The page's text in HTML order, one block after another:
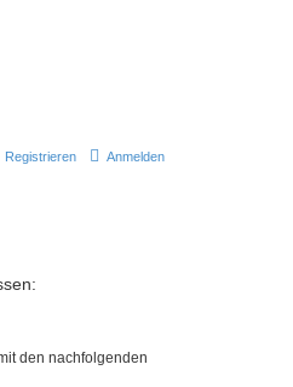
Anmelden
Registrieren
den nachfolgenden